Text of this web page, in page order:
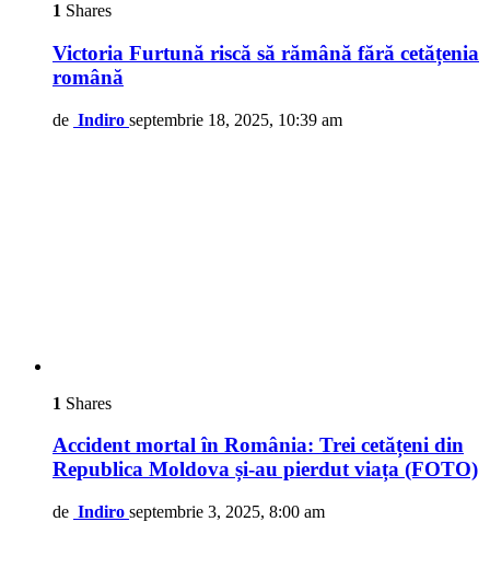
1 Shares
Victoria Furtună riscă să rămână fără cetățenia
română
de Indiro septembrie 18, 2025, 10:39 am
1 Shares
Accident mortal în România: Trei cetățeni din
Republica Moldova și-au pierdut viața (FOTO)
de Indiro septembrie 3, 2025, 8:00 am